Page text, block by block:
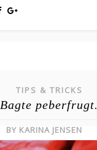
TIPS & TRICKS
Bagte peberfrugt.
BY KARINA JENSEN